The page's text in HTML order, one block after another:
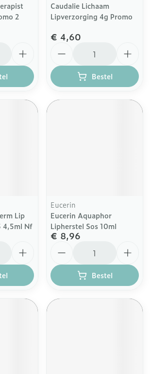
2
Caudalie Lichaam
Lipverzorging 4g Promo
€ 4,60
Bestel
Lip
4,5ml Nf
Eucerin
Eucerin Aquaphor
Lipherstel Sos 10ml
€ 8,96
Bestel